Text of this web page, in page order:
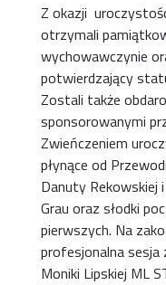
Z okazji
otrzymali
wychowawczynie
potwierdzający
Zostali także
sponsorowanymi
Zwieńczeniem
płynące od
Danuty Rekowskiej
Grau oraz słodki
pierwszych. Na
profesjonalna sesja
Moniki Lipskiej ML